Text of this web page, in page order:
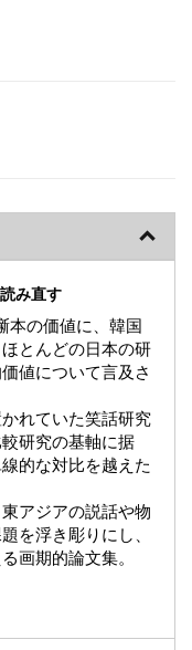
み直す
本の価値に、韓国
とんどの日本の研
値について言及さ
れていた笑話研究
研究の基軸に据
的な対比を越えた
アジアの説話や物
を浮き彫りにし、
画期的論文集。